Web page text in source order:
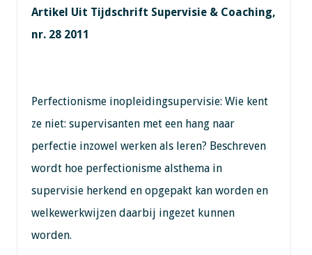
Artikel Uit Tijdschrift Supervisie & Coaching,
nr. 28 2011
Perfectionisme inopleidingsupervisie: Wie kent
ze niet: supervisanten met een hang naar
perfectie inzowel werken als leren? Beschreven
wordt hoe perfectionisme alsthema in
supervisie herkend en opgepakt kan worden en
welkewerkwijzen daarbij ingezet kunnen
worden.